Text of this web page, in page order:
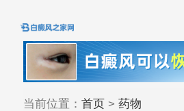
当前位置： 首页> 药物